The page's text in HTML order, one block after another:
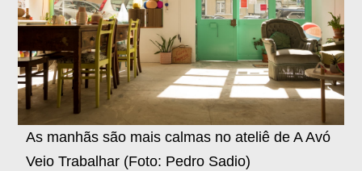
As manhãs são mais calmas no ateliê de A Avó
Veio Trabalhar (Foto: Pedro Sadio)